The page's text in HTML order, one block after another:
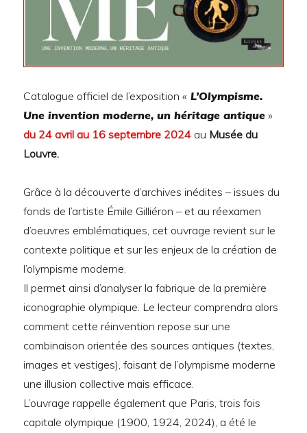
Catalogue officiel de l’exposition « L’Olympisme.
Une invention moderne, un héritage antique »
du 24 avril au 16 septembre 2024 au Musée du
Louvre.
Grâce à la découverte d’archives inédites – issues du
fonds de l’artiste Émile Gilliéron – et au réexamen
d’oeuvres emblématiques, cet ouvrage revient sur le
contexte politique et sur les enjeux de la création de
l’olympisme moderne.
Il permet ainsi d’analyser la fabrique de la première
iconographie olympique. Le lecteur comprendra alors
comment cette réinvention repose sur une
combinaison orientée des sources antiques (textes,
images et vestiges), faisant de l’olympisme moderne
une illusion collective mais efficace.
L’ouvrage rappelle également que Paris, trois fois
capitale olympique (1900, 1924, 2024), a été le